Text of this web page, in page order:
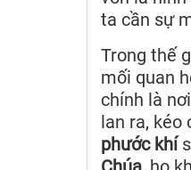
ta cần sự
Trong thế
mối quan
chính là
lan ra, kéo
phước khí